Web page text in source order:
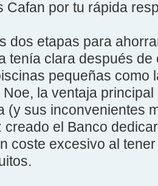
Cafan por tu rápida
dos etapas para
tenía clara después de
pequeñas como
la ventaja
(y sus inconvenientes
creado el Banco
coste excesivo al